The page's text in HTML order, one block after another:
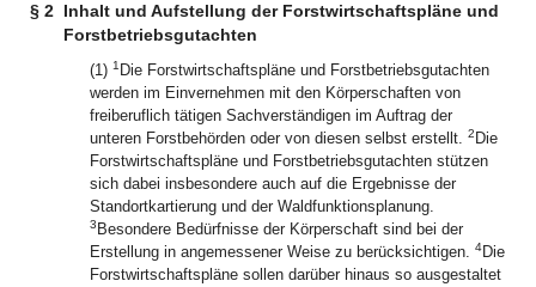
§ 2 Inhalt und Aufstellung der Forstwirtschaftspläne und
Forstbetriebsgutachten
(1) 1 Die Forstwirtschaftspläne und Forstbetriebsgutachten
werden im Einvernehmen mit den Körperschaften von
freiberuflich tätigen Sachverständigen im Auftrag der
unteren Forstbehörden oder von diesen selbst erstellt. 2 Die
Forstwirtschaftspläne und Forstbetriebsgutachten stützen
sich dabei insbesondere auch auf die Ergebnisse der
Standortkartierung und der Waldfunktionsplanung.
3 Besondere Bedürfnisse der Körperschaft sind bei der
Erstellung in angemessener Weise zu berücksichtigen. 4Die
Forstwirtschaftspläne sollen darüber hinaus so ausgestaltet